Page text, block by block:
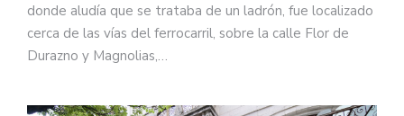
donde aludía que se trataba de un ladrón, fue localizado
cerca de las vías del ferrocarril, sobre la calle Flor de
Durazno y Magnolias,…